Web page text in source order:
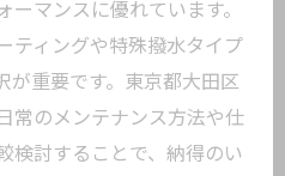
マンスに優れています。
ティングや特殊撥水タイプ
が重要です。東京都大田区
常のメンテナンス方法や仕
検討することで、納得のい